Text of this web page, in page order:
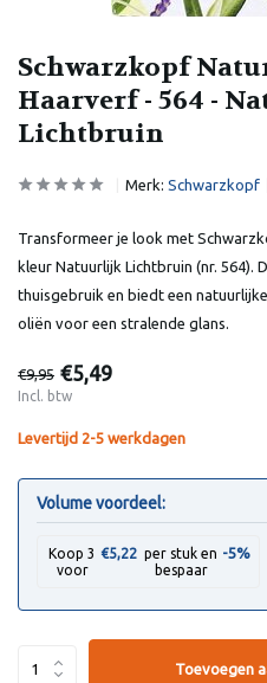
Schwarzkopf
Haarverf - 564 -
Lichtbruin
Merk: Schwarzkopf
Transformeer je look met
kleur Natuurlijk Lichtbruin (nr. 564).
thuisgebruik en biedt een
oliën voor een stralende glans.
€9,95 €5,49
Incl. btw
Levertijd 2-5 werkdagen
Volume voordeel:
Koop 3
voor
€5,22 per stuk en
bespaar
-5%
Toevoegen